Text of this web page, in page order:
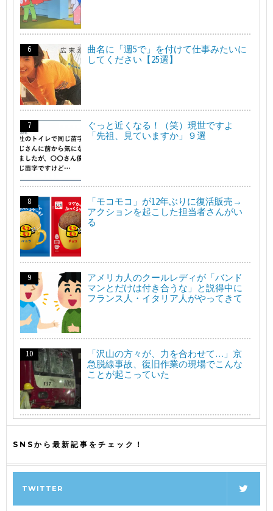
曲名に「週5で」を付けて仕事みたいに
してください【25選】
ぐっと近くなる！（笑）現世ですよ
「先祖、見ていますか」９選
「モコモコ」が12年ぶりに復活販売→
アクションを起こした担当者さんがい
る
アメリカ人のクールレディが「バンド
マンとだけは付き合うな」と説得中に
フランス人・イタリア人がやってきて
「沢山の方々が、力を合わせて…」京
急脱線事故、復旧作業の現場でこんな
ことが起こっていた
SNSから最新記事をチェック！
TWITTER